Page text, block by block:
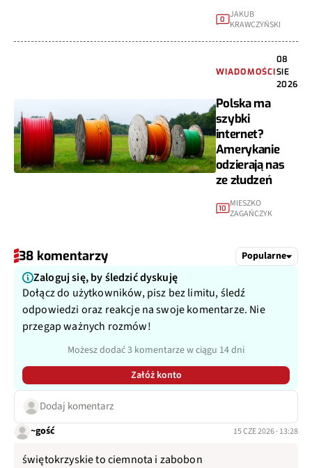
0 JAKUB
KRAWCZYŃSKI
WIADOMOŚCI
08
SIE
2026
Polska ma
szybki
internet?
Amerykanie
odzierają nas
ze złudzeń
10 MIESZKO
ZAGAŃCZYK
38 komentarzy Popularne
Zaloguj się, by śledzić dyskuję
Dołącz do użytkowników, pisz bez limitu, śledź
odpowiedzi oraz reakcje na swoje komentarze. Nie
przegap ważnych rozmów!
Możesz dodać 3 komentarze w ciągu 14 dni
Załóż konto
Dodaj komentarz
~gość 15 CZE 2026 · 13:28
świętokrzyskie to ciemnota i zabobon